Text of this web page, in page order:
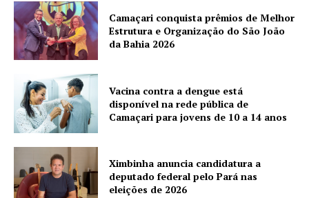
Camaçari conquista prêmios de Melhor
Estrutura e Organização do São João
da Bahia 2026
Vacina contra a dengue está
disponível na rede pública de
Camaçari para jovens de 10 a 14 anos
Ximbinha anuncia candidatura a
deputado federal pelo Pará nas
eleições de 2026